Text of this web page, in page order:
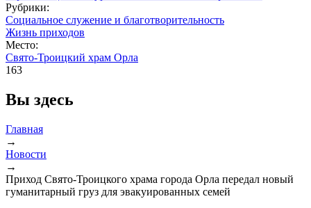
Рубрики:
Социальное служение и благотворительность
Жизнь приходов
Место:
Свято-Троицкий храм Орла
163
Вы здесь
Главная
→
Новости
→
Приход Свято-Троицкого храма города Орла передал новый
гуманитарный груз для эвакуированных семей